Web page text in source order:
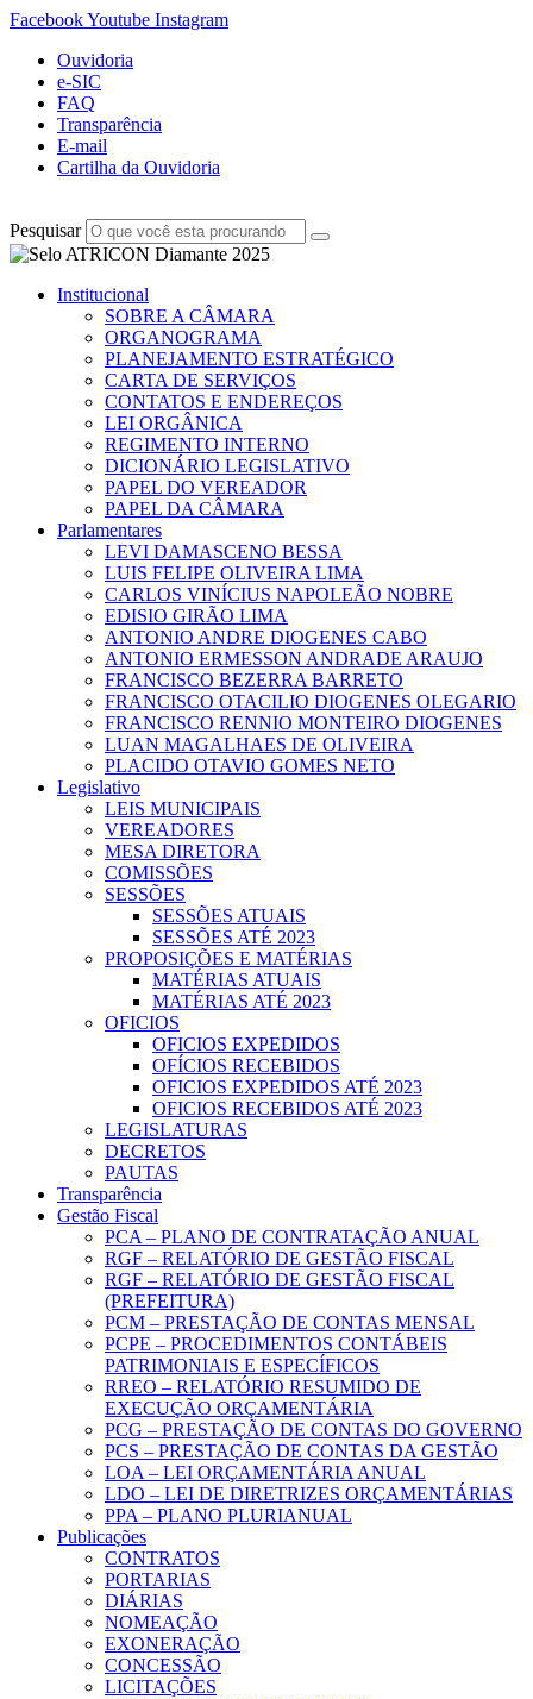
FacebookYoutube Instagram
Ouvidoria
e-SIC
FAQ
Transparência
E-mail
Cartilha da Ouvidoria
Pesquisar
Institucional
SOBRE A CÂMARA
ORGANOGRAMA
PLANEJAMENTO ESTRATÉGICO
CARTA DE SERVIÇOS
CONTATOS E ENDEREÇOS
LEI ORGÂNICA
REGIMENTO INTERNO
DICIONÁRIO LEGISLATIVO
PAPEL DO VEREADOR
PAPEL DA CÂMARA
Parlamentares
LEVI DAMASCENO BESSA
LUIS FELIPE OLIVEIRA LIMA
CARLOS VINÍCIUS NAPOLEÃO NOBRE
EDISIO GIRÃO LIMA
ANTONIO ANDRE DIOGENES CABO
ANTONIO ERMESSON ANDRADE ARAUJO
FRANCISCO BEZERRA BARRETO
FRANCISCO OTACILIO DIOGENES OLEGARIO
FRANCISCO RENNIO MONTEIRO DIOGENES
LUAN MAGALHAES DE OLIVEIRA
PLACIDO OTAVIO GOMES NETO
Legislativo
LEIS MUNICIPAIS
VEREADORES
MESA DIRETORA
COMISSÕES
SESSÕES
SESSÕES ATUAIS
SESSÕES ATÉ 2023
PROPOSIÇÕES E MATÉRIAS
MATÉRIAS ATUAIS
MATÉRIAS ATÉ 2023
OFICIOS
OFICIOS EXPEDIDOS
OFÍCIOS RECEBIDOS
OFICIOS EXPEDIDOS ATÉ 2023
OFICIOS RECEBIDOS ATÉ 2023
LEGISLATURAS
DECRETOS
PAUTAS
Transparência
Gestão Fiscal
PCA – PLANO DE CONTRATAÇÃO ANUAL
RGF – RELATÓRIO DE GESTÃO FISCAL
RGF – RELATÓRIO DE GESTÃO FISCAL
(PREFEITURA)
PCM – PRESTAÇÃO DE CONTAS MENSAL
PCPE – PROCEDIMENTOS CONTÁBEIS
PATRIMONIAIS E ESPECÍFICOS
RREO – RELATÓRIO RESUMIDO DE
EXECUÇÃO ORÇAMENTÁRIA
PCG – PRESTAÇÃO DE CONTAS DO GOVERNO
PCS – PRESTAÇÃO DE CONTAS DA GESTÃO
LOA – LEI ORÇAMENTÁRIA ANUAL
LDO – LEI DE DIRETRIZES ORÇAMENTÁRIAS
PPA – PLANO PLURIANUAL
Publicações
CONTRATOS
PORTARIAS
DIÁRIAS
NOMEAÇÃO
EXONERAÇÃO
CONCESSÃO
LICITAÇÕES